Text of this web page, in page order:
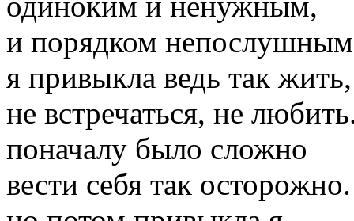
и порядком
я привыкла ведь так жить,
не встречаться, не
поначалу было сложно
вести себя так осторожно.